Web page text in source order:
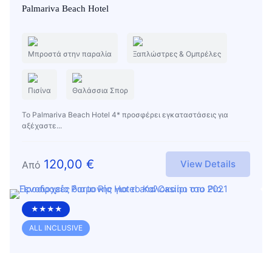
Palmariva Beach Hotel
Μπροστά στην παραλία Ξαπλώστρες & Ομπρέλες
Πισίνα Θαλάσσια Σπορ
Το Palmariva Beach Hotel 4* προσφέρει εγκαταστάσεις για
αξέχαστε...
Από 120,00 € View Details
★★★★
ALL INCLUSIVE